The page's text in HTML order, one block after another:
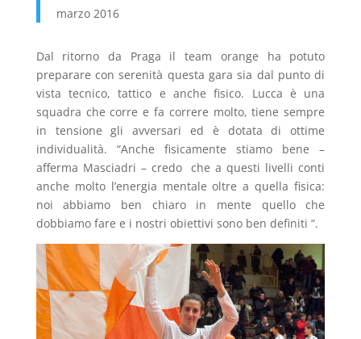
marzo 2016
Dal ritorno da Praga il team orange ha potuto
preparare con serenità questa gara sia dal punto di
vista tecnico, tattico e anche fisico. Lucca è una
squadra che corre e fa correre molto, tiene sempre
in tensione gli avversari ed è dotata di ottime
individualità. “Anche fisicamente stiamo bene –
afferma Masciadri – credo che a questi livelli conti
anche molto l’energia mentale oltre a quella fisica:
noi abbiamo ben chiaro in mente quello che
dobbiamo fare e i nostri obiettivi sono ben definiti “.